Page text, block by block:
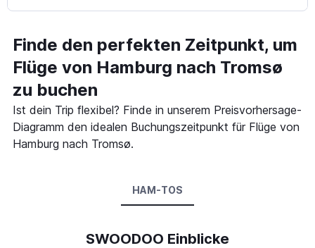
Finde den perfekten Zeitpunkt, um
Flüge von Hamburg nach Tromsø
zu buchen
Ist dein Trip flexibel? Finde in unserem Preisvorhersage-
Diagramm den idealen Buchungszeitpunkt für Flüge von
Hamburg nach Tromsø.
HAM-TOS
SWOODOO Einblicke